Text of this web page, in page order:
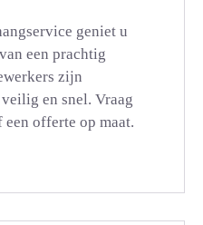
geniet u
een prachtig
zijn
en snel. Vraag
offerte op maat.